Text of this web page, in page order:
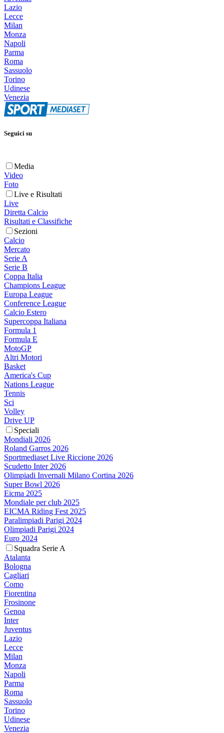
Lazio
Lecce
Milan
Monza
Napoli
Parma
Roma
Sassuolo
Torino
Udinese
Venezia
Seguici su
Media
Video
Foto
Live e Risultati
Live
Diretta Calcio
Risultati e Classifiche
Sezioni
Calcio
Mercato
Serie A
Serie B
Coppa Italia
Champions League
Europa League
Conference League
Calcio Estero
Supercoppa Italiana
Formula 1
Formula E
MotoGP
Altri Motori
Basket
America's Cup
Nations League
Tennis
Sci
Volley
Drive UP
Speciali
Mondiali 2026
Roland Garros 2026
Sportmediaset Live Riccione 2026
Scudetto Inter 2026
Olimpiadi Invernali Milano Cortina 2026
Super Bowl 2026
Eicma 2025
Mondiale per club 2025
EICMA Riding Fest 2025
Paralimpiadi Parigi 2024
Olimpiadi Parigi 2024
Euro 2024
Squadra Serie A
Atalanta
Bologna
Cagliari
Como
Fiorentina
Frosinone
Genoa
Inter
Juventus
Lazio
Lecce
Milan
Monza
Napoli
Parma
Roma
Sassuolo
Torino
Udinese
Venezia